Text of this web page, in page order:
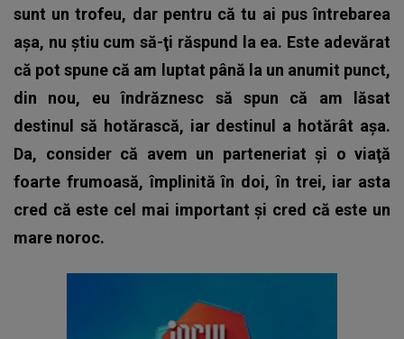
sunt un trofeu, dar pentru că tu ai pus întrebarea
aşa, nu ştiu cum să-ţi răspund la ea. Este adevărat
că pot spune că am luptat până la un anumit punct,
din nou, eu îndrăznesc să spun că am lăsat
destinul să hotărască, iar destinul a hotărât aşa.
Da, consider că avem un parteneriat şi o viaţă
foarte frumoasă, împlinită în doi, în trei, iar asta
cred că este cel mai important şi cred că este un
mare noroc.